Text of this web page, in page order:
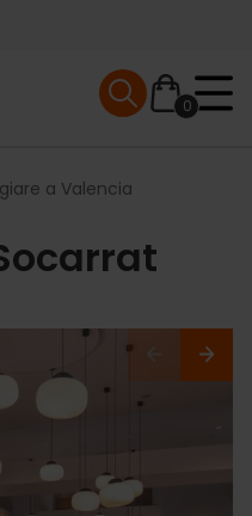
0
Mobile menu
a Valencia